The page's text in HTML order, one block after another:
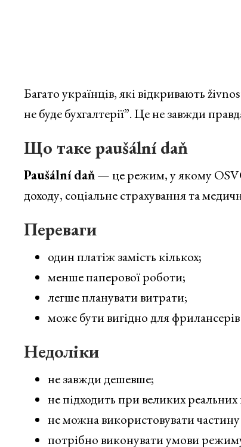
Багато українців, які відкривають
не буде бухгалтерії”. Це не завжди
Що таке paušální daň
Paušální daň— це режим, у якому
доходу, соціальне страхування та
Переваги
один платіж замість кількох;
менше паперової роботи;
легше планувати витрати;
може бути вигідно для
Недоліки
не завжди дешевше;
не підходить при великих реальних
не можна використовувати
потрібно виконувати умови